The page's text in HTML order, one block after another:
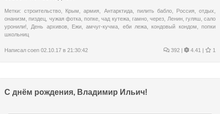
Метки:строительство Крым ,армия Антарктида, пилить бабло, Россия отдых
онанизм ,пиздец чужая фотка,попке ,чад кутежа, гамно,через Ленин, гуляш ,сало
уронили!
День архивов, Ежи ,амчуг-кучма еби лежа ,кондовый кондом ,попки
школьниц
Написал coen 02.10.17 в 21:30:42 392 | 4.41 | 1
С днём рождения, Владимир Ильич!